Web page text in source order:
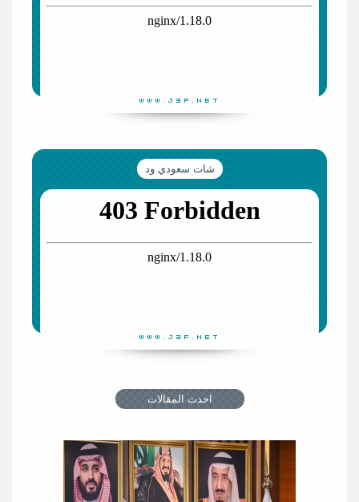
شات سعودي ود
احدث المقالات